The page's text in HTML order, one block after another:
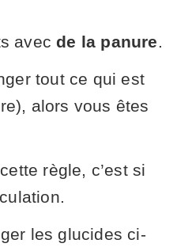
avecde la panure.
tout ce qui est
alors vous êtes
règle, c’est si
les glucides ci-